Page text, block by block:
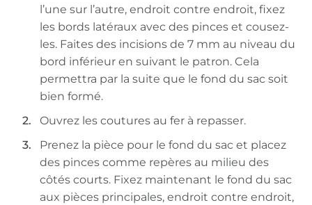
l’une sur l’autre, endroit contre endroit, fixez
les bords latéraux avec des pinces et cousez-
les. Faites des incisions de 7 mm au niveau du
bord inférieur en suivant le patron. Cela
permettra par la suite que le fond du sac soit
bien formé.
Ouvrez les coutures au fer à repasser.
Prenez la pièce pour le fond du sac et placez
des pinces comme repères au milieu des
côtés courts. Fixez maintenant le fond du sac
aux pièces principales, endroit contre endroit,